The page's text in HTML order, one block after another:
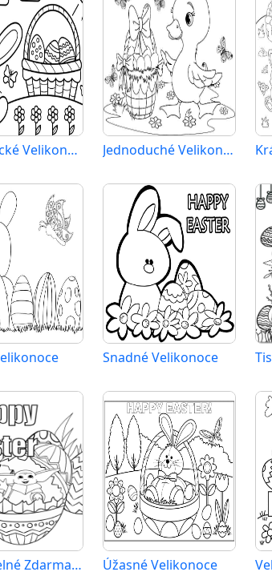
Fantastické Velikonoce Jednoduché Velikonoce
Snadné Velikonoce
Tisknutelné Zdarma Velikonoce Úžasné Velikonoce